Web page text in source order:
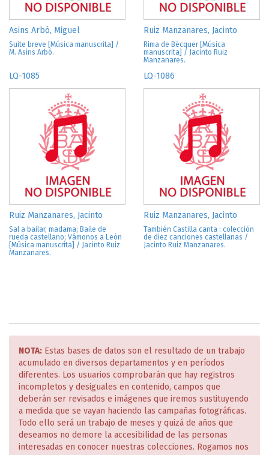
Asins Arbó, Miguel
Suite breve [Música manuscrita] /
M. Asins Arbó.
Ruiz Manzanares, Jacinto
Rima de Bécquer [Música
manuscrita] / Jacinto Ruiz
Manzanares.
LQ-1085
Ruiz Manzanares, Jacinto
Sal a bailar, madama; Baile de
rueda castellano; Vámonos a León
[Música manuscrita] / Jacinto Ruiz
Manzanares.
LQ-1086
Ruiz Manzanares, Jacinto
También Castilla canta : colección
de diez canciones castellanas /
Jacinto Ruiz Manzanares.
NOTA: Estas bases de datos son el resultado de un trabajo
acumulado en diversos departamentos y en períodos
diferentes. Los usuarios comprobarán que hay registros
incompletos y desiguales en contenido, campos que
deberán ser revisados e imágenes que iremos sustituyendo
a medida que se vayan haciendo las campañas fotográficas.
Todo ello será un trabajo de meses y quizá de años que
deseamos no demore la accesibilidad de las personas
interesadas en conocer nuestras colecciones. Rogamos nos